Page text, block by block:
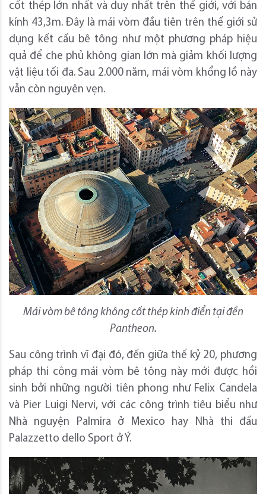
cốt thép lớn nhất và duy nhất trên thế giới, với bán
kính 43,3m. Đây là mái vòm đầu tiên trên thế giới sử
dụng kết cấu bê tông như một phương pháp hiệu
quả để che phủ không gian lớn mà giảm khối lượng
vật liệu tối đa. Sau 2.000 năm, mái vòm khổng lồ này
vẫn còn nguyên vẹn.
Mái vòm bê tông không cốt thép kinh điển tại đền
Pantheon.
Sau công trình vĩ đại đó, đến giữa thế kỷ 20, phương
pháp thi công mái vòm bê tông này mới được hồi
sinh bởi những người tiên phong như Felix Candela
và Pier Luigi Nervi, với các công trình tiêu biểu như
Nhà nguyện Palmira ở Mexico hay Nhà thi đấu
Palazzetto dello Sport ở Ý.